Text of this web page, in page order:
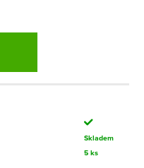
Skladem
5 ks